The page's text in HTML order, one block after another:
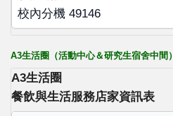
校內分機 49146
A3生活圈（活動中心＆研究生宿舍中間）
A3生活圈
餐飲與生活服務店家資訊表